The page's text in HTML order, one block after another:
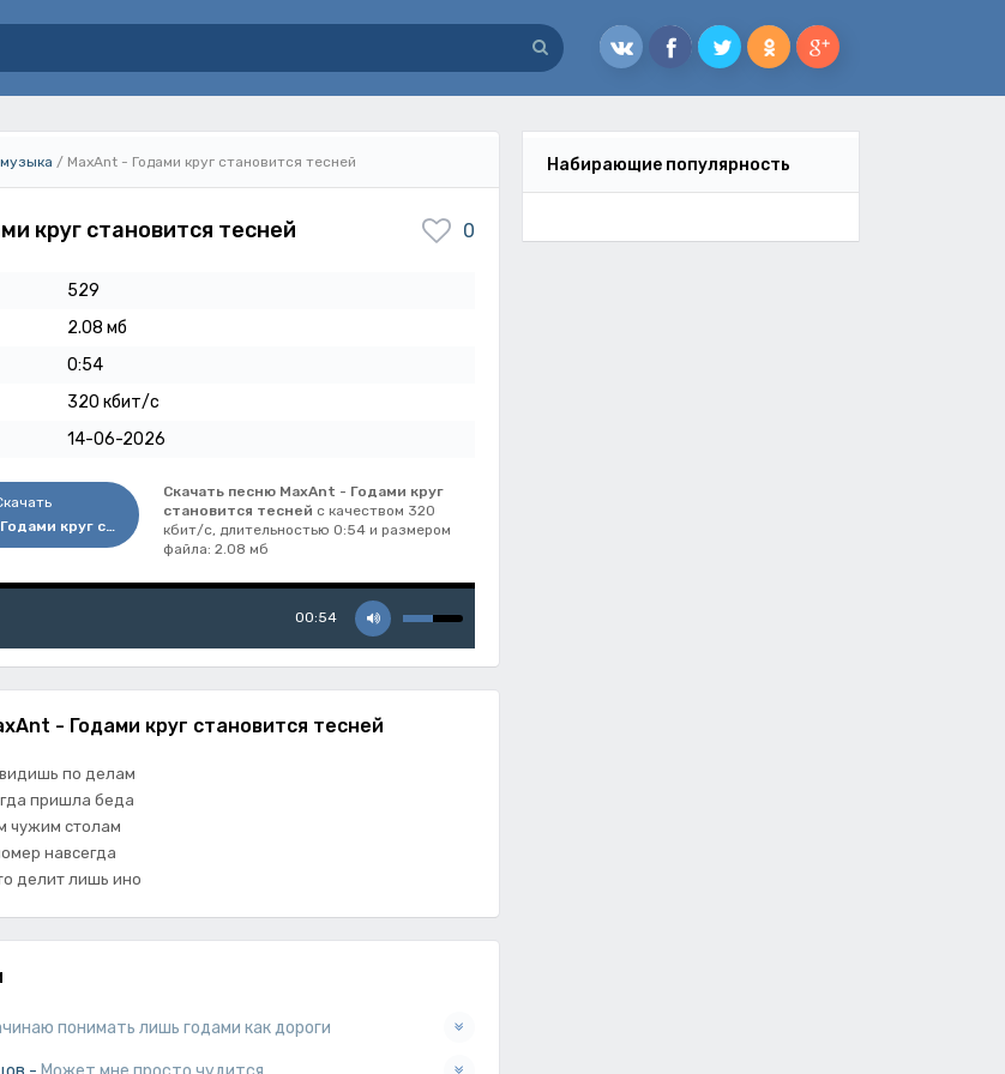
/ MaxAnt - Годами круг становится тесней
круг становится тесней 0
529
2.08 мб
0:54
320 кбит/с
14-06-2026
MaxAnt - Годами круг становится тесней
Скачать песню MaxAnt - Годами круг
становится тесней с качеством 320
кбит/с, длительностью 0:54 и размером
файла: 2.08 мб
00:54
- Годами круг становится тесней
по делам
пришла беда
чужим столам
навсегда
делит лишь ино
понимать лишь годами как дороги
Набирающие популярность